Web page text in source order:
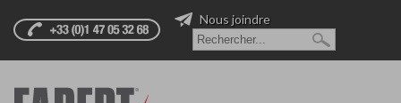
Nous joindre